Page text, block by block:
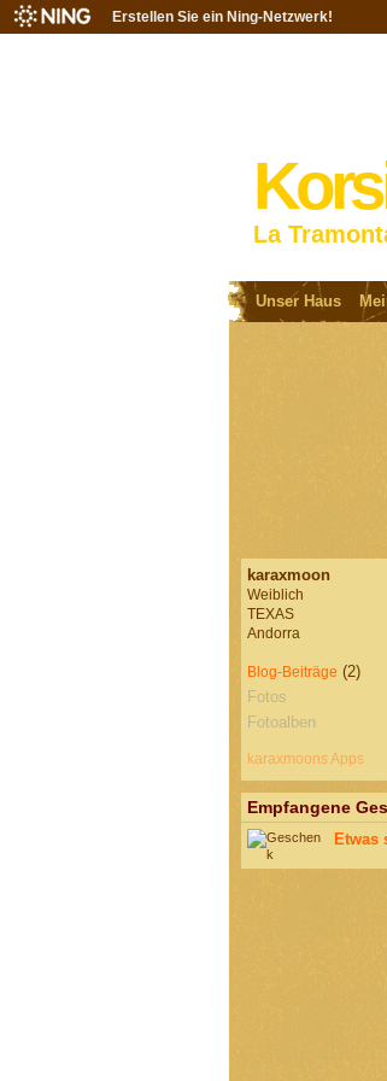
Erstellen Sie ein Ning-Netzwerk!
La
Unser Haus
karaxmoon
Weiblich
TEXAS
Andorra
Blog-Beiträge (2)
Fotos
Fotoalben
karaxmoons Apps
Empfangene
Etwas